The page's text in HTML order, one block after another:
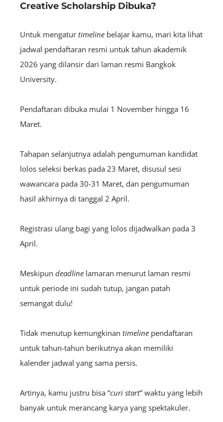
Creative Scholarship Dibuka?
Untuk mengatur timeline belajar kamu, mari kita lihat
jadwal pendaftaran resmi untuk tahun akademik
2026 yang dilansir dari laman resmi Bangkok
University.
Pendaftaran dibuka mulai 1 November hingga 16
Maret.
Tahapan selanjutnya adalah pengumuman kandidat
lolos seleksi berkas pada 23 Maret, disusul sesi
wawancara pada 30-31 Maret, dan pengumuman
hasil akhirnya di tanggal 2 April.
Registrasi ulang bagi yang lolos dijadwalkan pada 3
April.
Meskipun deadline lamaran menurut laman resmi
untuk periode ini sudah tutup, jangan patah
semangat dulu!
Tidak menutup kemungkinan timeline pendaftaran
untuk tahun-tahun berikutnya akan memiliki
kalender jadwal yang sama persis.
Artinya, kamu justru bisa “curi start” waktu yang lebih
banyak untuk merancang karya yang spektakuler.